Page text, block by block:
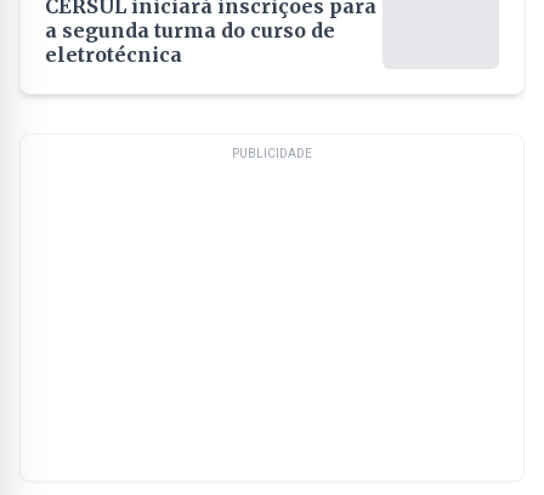
CERSUL iniciará inscrições para
a segunda turma do curso de
eletrotécnica
PUBLICIDADE